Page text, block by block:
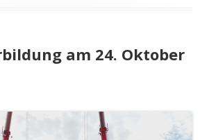
am 24. Oktober